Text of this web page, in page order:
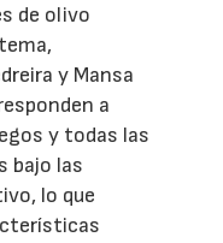
de olivo
y Mansa
a
y todas las
bajo las
lo que